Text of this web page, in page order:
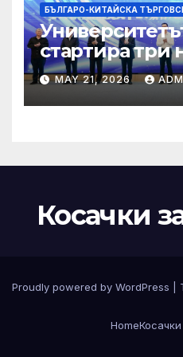
БЪЛГАРО-КИТАЙСКА
стартира три
за обучение
MAY 21, 2026
Косачки
Proudly powered by WordPress
Home